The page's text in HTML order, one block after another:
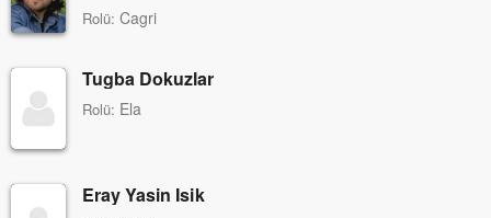
Rolü: Cagri
Tugba Dokuzlar
Rolü: Ela
Eray Yasin Isik